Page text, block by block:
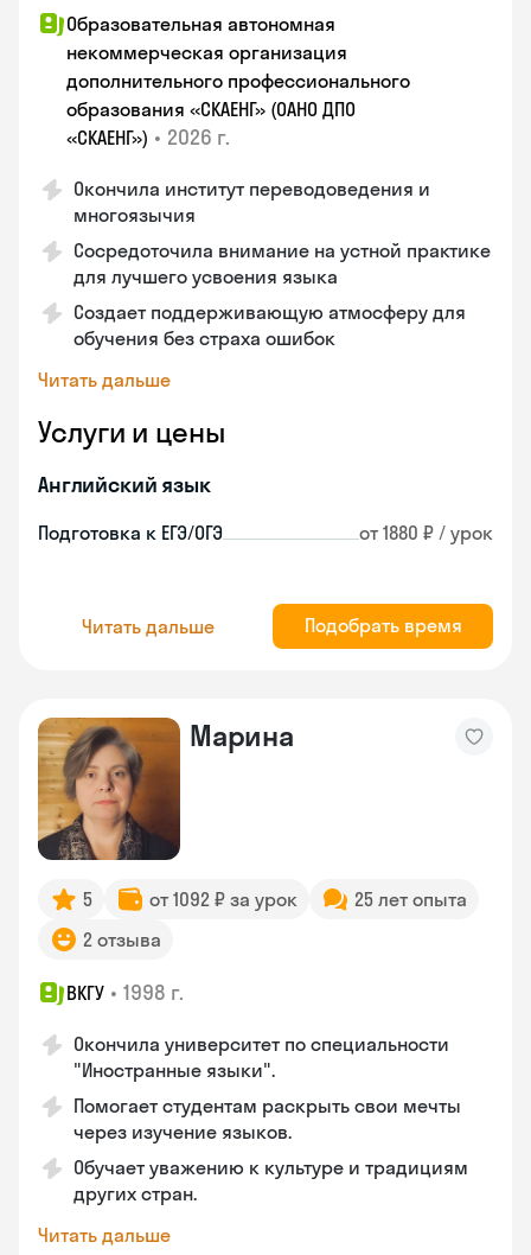
Образовательная автономная
некоммерческая организация
дополнительного профессионального
образования «СКАЕНГ» (ОАНО ДПО
«СКАЕНГ») • 2026 г.
Окончила институт переводоведения и
многоязычия
Сосредоточила внимание на устной практике
для лучшего усвоения языка
Создает поддерживающую атмосферу для
обучения без страха ошибок
Читать дальше
Услуги и цены
Английский язык
Подготовка к ЕГЭ/ОГЭ от 1880 ₽ / урок
Читать дальше Подобрать время
Марина
5 от 1092 ₽ за урок
25 лет опыта
2 отзыва
ВКГУ • 1998 г.
Окончила университет по специальности
"Иностранные языки".
Помогает студентам раскрыть свои мечты
через изучение языков.
Обучает уважению к культуре и традициям
других стран.
Читать дальше